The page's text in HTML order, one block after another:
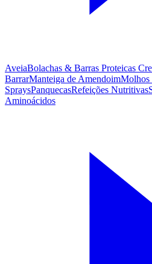
AveiaBolachas & Barras Proteicas
BarrarManteiga de AmendoimMolhos
SpraysPanquecasRefeições Nutritivas
Aminoácidos